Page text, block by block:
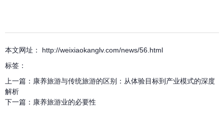
本文网址： http://weixiaokanglv.com/news/56.html
标签：
上一篇： 康养旅游与传统旅游的区别：从体验目标到产业模式的深度
解析
下一篇： 康养旅游业的必要性